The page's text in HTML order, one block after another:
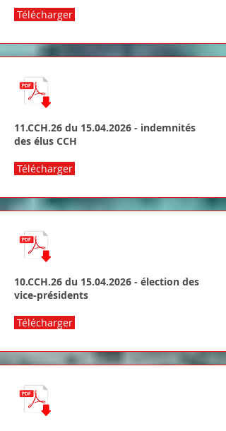
Télécharger
11.CCH.26 du 15.04.2026 - indemnités
des élus CCH
Télécharger
10.CCH.26 du 15.04.2026 - élection des
vice-présidents
Télécharger